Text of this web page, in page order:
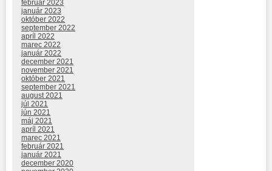
február 2023
január 2023
október 2022
september 2022
apríl 2022
marec 2022
január 2022
december 2021
november 2021
október 2021
september 2021
august 2021
júl 2021
jún 2021
máj 2021
apríl 2021
marec 2021
február 2021
január 2021
december 2020